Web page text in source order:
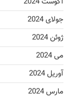
جولای 2024
ژوئن 2024
می 2024
آوریل 2024
مارس 2024